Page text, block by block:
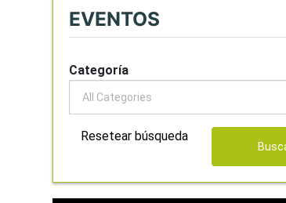
EVENTOS
Categoría
Resetear búsqueda